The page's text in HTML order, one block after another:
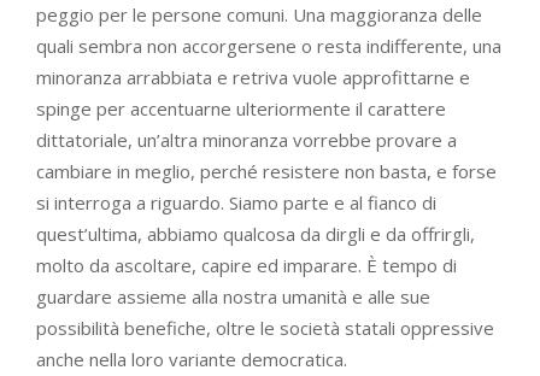
peggio per le persone comuni. Una maggioranza delle
quali sembra non accorgersene o resta indifferente, una
minoranza arrabbiata e retriva vuole approfittarne e
spinge per accentuarne ulteriormente il carattere
dittatoriale, un’altra minoranza vorrebbe provare a
cambiare in meglio, perché resistere non basta, e forse
si interroga a riguardo. Siamo parte e al fianco di
quest’ultima, abbiamo qualcosa da dirgli e da offrirgli,
molto da ascoltare, capire ed imparare. È tempo di
guardare assieme alla nostra umanità e alle sue
possibilità benefiche, oltre le società statali oppressive
anche nella loro variante democratica.